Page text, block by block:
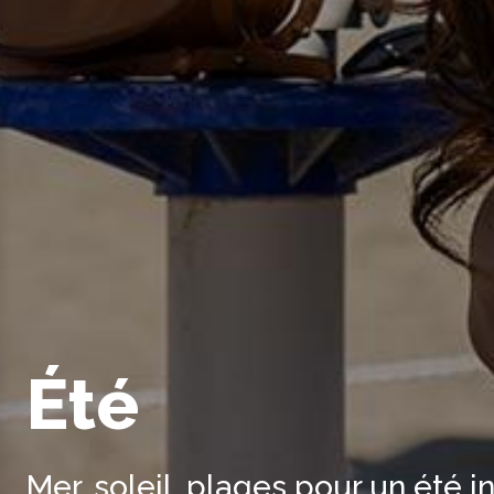
Été
Mer, soleil, plages pour un été